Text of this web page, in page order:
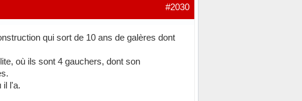
#2030
qui sort de 10 ans de galères dont
où ils sont 4 gauchers, dont son
il l'a.